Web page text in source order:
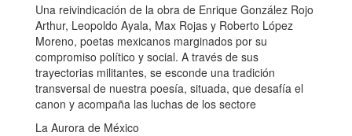
Una reivindicación de la obra de Enrique González Rojo
Arthur, Leopoldo Ayala, Max Rojas y Roberto López
Moreno, poetas mexicanos marginados por su
compromiso político y social. A través de sus
trayectorias militantes, se esconde una tradición
transversal de nuestra poesía, situada, que desafía el
canon y acompaña las luchas de los sectore
La Aurora de México